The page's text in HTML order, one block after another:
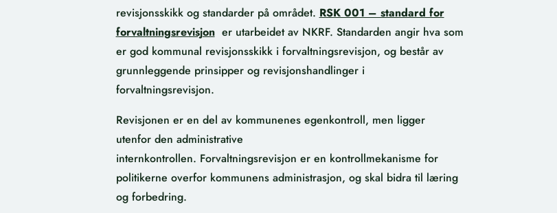
revisjonsskikk og standarder på området. RSK 001 – standard for
forvaltningsrevisjoner utarbeidet av NKRF. Standarden angir hva som
er god kommunal revisjonsskikk i forvaltningsrevisjon, og består av
grunnleggende prinsipper og revisjonshandlinger i
forvaltningsrevisjon.
Revisjonen er en del av kommunenes egenkontroll, men ligger
utenfor den administrative
internkontrollen. Forvaltningsrevisjon er en kontrollmekanisme for
politikerne overfor kommunens administrasjon, og skal bidra til læring
og forbedring.